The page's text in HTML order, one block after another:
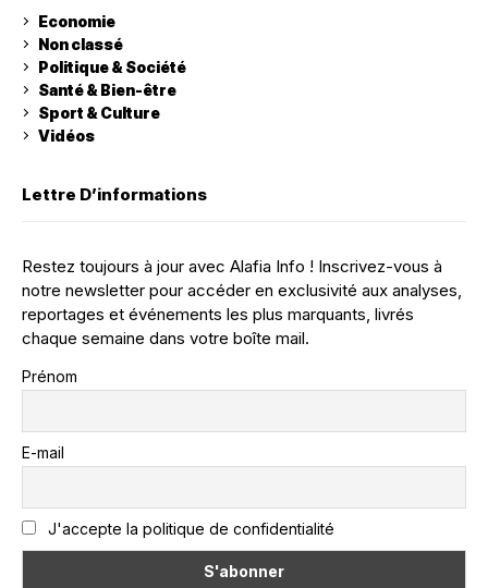
Economie
Non classé
Politique & Société
Santé & Bien-être
Sport & Culture
Vidéos
Lettre D’informations
Restez toujours à jour avec Alafia Info ! Inscrivez-vous à
notre newsletter pour accéder en exclusivité aux analyses,
reportages et événements les plus marquants, livrés
chaque semaine dans votre boîte mail.
Prénom
E-mail
J'accepte la politique de confidentialité